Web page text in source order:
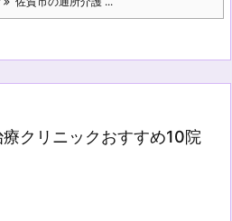
クリニックおすすめ10院